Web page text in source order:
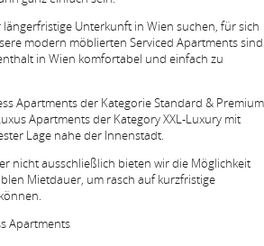
Unterkunft in Wien suchen, für sich
modern möblierten Serviced Apartments sind
in Wien komfortabel und einfach zu
Apartments der Kategorie Standard & Premium
Apartments der Kategory XXL-Luxury mit
Lage nahe der Innenstadt.
nicht ausschließlich bieten wir die Möglichkeit
Mietdauer, um rasch auf kurzfristige
Apartments